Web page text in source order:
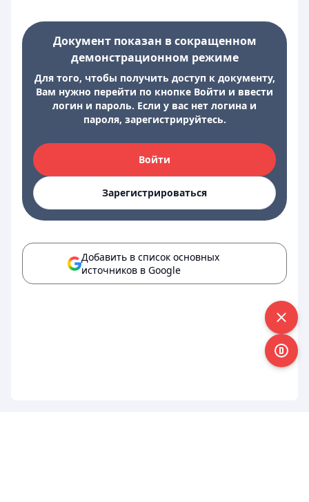
Документ показан в сокращенном
демонстрационном режиме
Для того, чтобы получить доступ к документу,
Вам нужно перейти по кнопке Войти и ввести
логин и пароль. Если у вас нет логина и
пароля, зарегистрируйтесь.
Войти
Зарегистрироваться
Добавить в список основных
источников в Google